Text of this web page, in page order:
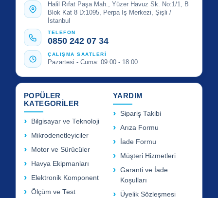
Halil Rıfat Paşa Mah., Yüzer Havuz Sk. No:1/1, B
Blok Kat 8 D:1095, Perpa İş Merkezi, Şişli /
İstanbul
TELEFON
0850 242 07 34
ÇALIŞMA SAATLERİ
Pazartesi - Cuma: 09:00 - 18:00
POPÜLER
KATEGORİLER
Bilgisayar ve Teknoloji
Mikrodenetleyiciler
Motor ve Sürücüler
Havya Ekipmanları
Elektronik Komponent
Ölçüm ve Test
YARDIM
Sipariş Takibi
Arıza Formu
İade Formu
Müşteri Hizmetleri
Garanti ve İade
Koşulları
Üyelik Sözleşmesi